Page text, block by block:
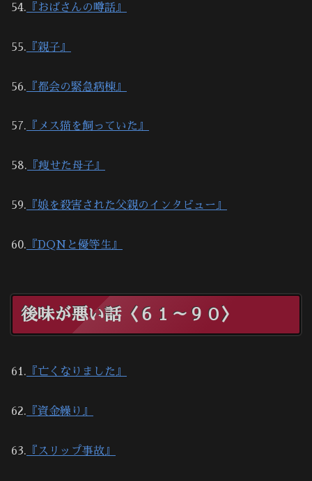
54. 『おばさんの噂話』
55. 『親子』
56. 『都会の緊急病棟』
57. 『メス猫を飼っていた』
58. 『痩せた母子』
59. 『娘を殺害された父親のインタビュー』
60. 『DQNと優等生』
後味が悪い話〈６１～９０〉
61. 『亡くなりました』
62. 『資金繰り』
63. 『スリップ事故』